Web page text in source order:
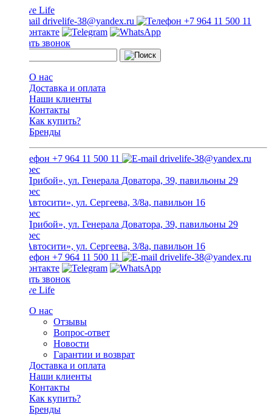
drivelife-38@yandex.ru +7 964 11 500 11
Заказать звонок
О нас
Доставка и оплата
Наши клиенты
Контакты
Как купить?
Бренды
+7 964 11 500 11 drivelife-38@yandex.ru
ТЦ «Прибой», ул. Генерала Доватора, 39, павильоны 29
ТЦ «Автосити», ул. Сергеева, 3/8а, павильон 16
ТЦ «Прибой», ул. Генерала Доватора, 39, павильоны 29
ТЦ «Автосити», ул. Сергеева, 3/8а, павильон 16
+7 964 11 500 11
drivelife-38@yandex.ru
Заказать звонок
О нас
Отзывы
Вопрос-ответ
Новости
Гарантии и возврат
Доставка и оплата
Наши клиенты
Контакты
Как купить?
Бренды